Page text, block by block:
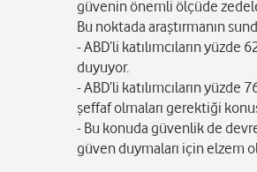
güvenin önemli ölçüde
Bu noktada araştırmanın
- ABD’li katılımcıların
duyuyor.
- ABD’li katılımcıların
şeffaf olmaları gerektiği
- Bu konuda güvenlik de
güven duymaları için elzem